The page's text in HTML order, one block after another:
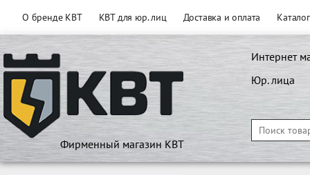
О бренде КВТ КВТ для юр. лиц Доставка и оплата
Фирменный магазин КВТ
Интернет
Юр. лица